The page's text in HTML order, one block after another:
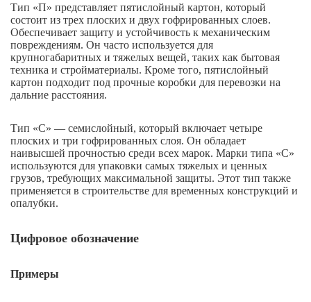
Тип «П» представляет пятислойный картон, который
состоит из трех плоских и двух гофрированных слоев.
Обеспечивает защиту и устойчивость к механическим
повреждениям. Он часто используется для
крупногабаритных и тяжелых вещей, таких как бытовая
техника и стройматериалы. Кроме того, пятислойный
картон подходит под прочные коробки для перевозки на
дальние расстояния.
Тип «С» — семислойный, который включает четыре
плоских и три гофрированных слоя. Он обладает
наивысшей прочностью среди всех марок. Марки типа «С»
используются для упаковки самых тяжелых и ценных
грузов, требующих максимальной защиты. Этот тип также
применяется в строительстве для временных конструкций и
опалубки.
Цифровое обозначение
Примеры